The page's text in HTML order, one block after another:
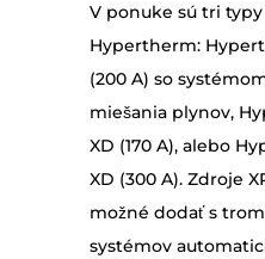
V ponuke sú tri
Hypertherm:
(200 A) so
miešania plynov,
XD (170 A), alebo
XD (300 A). Zdroje
možné dodať s
systémov